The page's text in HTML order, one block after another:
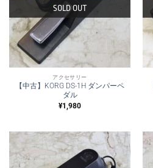
SOLD OUT
アクセサリー
【中古】KORG DS-1H ダンパーペ
ダル
¥1,980